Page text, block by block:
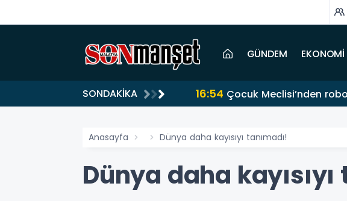
GÜNDEM EKONOMİ
SONDAKİKA 16:54 Çocuk Meclisi’nden
Anasayfa Dünya daha kayısıyı tanımadı!
Dünya daha kayısıyı